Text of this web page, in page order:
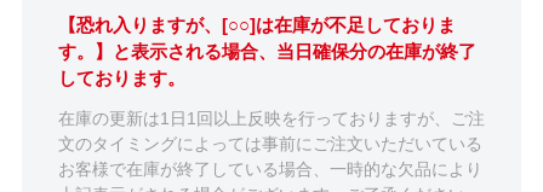
【恐れ入りますが、[○○]は在庫が不足しておりま
す。】と表示される場合、当日確保分の在庫が終了
しております。
在庫の更新は1日1回以上反映を行っておりますが、ご注
文のタイミングによっては事前にご注文いただいている
お客様で在庫が終了している場合、一時的な欠品により